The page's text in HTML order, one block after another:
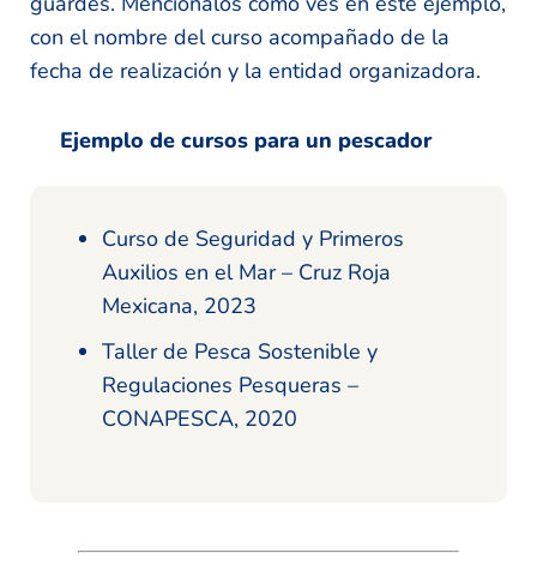
con el nombre del curso acompañado de la
fecha de realización y la entidad organizadora.
Ejemplo de cursos para un pescador
Curso de Seguridad y Primeros
Auxilios en el Mar – Cruz Roja
Mexicana, 2023
Taller de Pesca Sostenible y
Regulaciones Pesqueras –
CONAPESCA, 2020